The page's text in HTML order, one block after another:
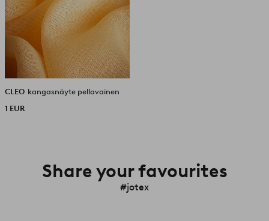
CLEO kangasnäyte pellavainen
1 EUR
Share your favourites
#jotex